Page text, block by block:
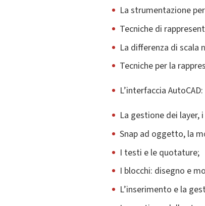
La strumentazione
Tecniche di
La differenza di scala
Tecniche per la
L’interfaccia
La gestione dei layer,
Snap ad oggetto, la
I testi e le quotature;
I blocchi: disegno e
L’inserimento e la